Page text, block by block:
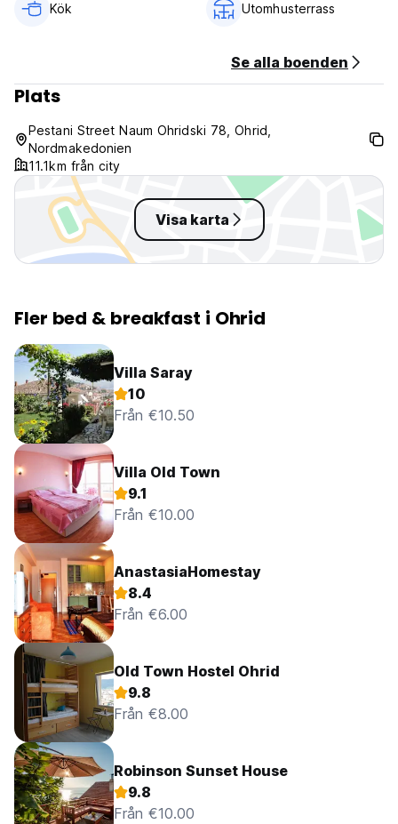
Kök Utomhusterrass
Se alla boenden
Plats
Pestani Street Naum Ohridski 78, Ohrid,
Nordmakedonien
11.1km från city
Visa karta
Fler bed & breakfast i Ohrid
Villa Saray
10
Från €10.50
Villa Old Town
9.1
Från €10.00
AnastasiaHomestay
8.4
Från €6.00
Old Town Hostel Ohrid
9.8
Från €8.00
Robinson Sunset House
9.8
Från €10.00